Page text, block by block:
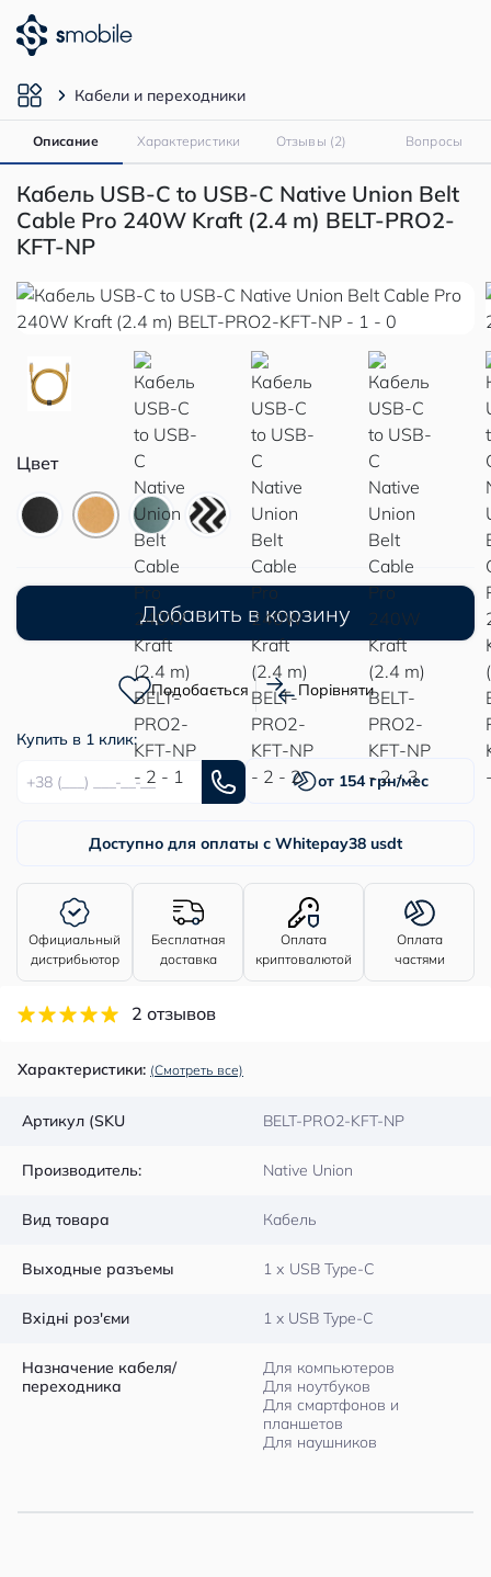
Кабели и переходники
Описание Характеристики Отзывы (2) Вопросы
Кабель USB-C to USB-C Native Union Belt
Cable Pro 240W Kraft (2.4 m) BELT-PRO2-
KFT-NP
Цвет
Добавить в корзину
Подобається Порівняти
Купить в 1 клик:
от 154 грн/мес
Доступно для оплаты с Whitepay38 usdt
Официальный
дистрибьютор
Бесплатная
доставка
Оплата
криптовалютой
Оплата
частями
2 отзывов
Характеристики: (Смотреть все)
Артикул (SKU BELT-PRO2-KFT-NP
Производитель: Native Union
Вид товара Кабель
Выходные разъемы 1 х USB Type-C
Вхідні роз'єми 1 x USB Type-C
Назначение кабеля/
переходника
Для компьютеров
Для ноутбуков
Для смартфонов и
планшетов
Для наушников